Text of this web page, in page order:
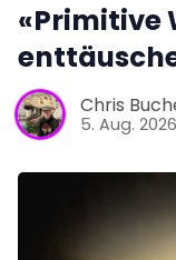
«Primitive
Chris
5. Aug. 2026